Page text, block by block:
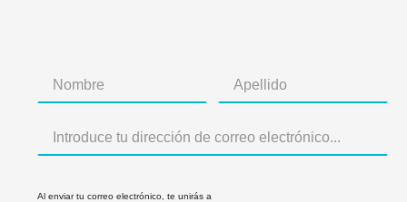
Al enviar tu correo electrónico, te unirás a